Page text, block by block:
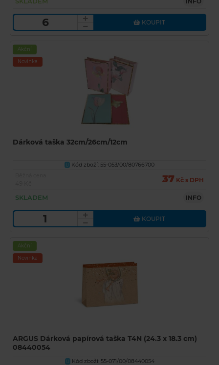
KOUPIT
Akční
Novinka
Dárková taška 32cm/26cm/12cm
U
Kód zboží: 55-053/00/80766700
37 Kč s DPH
SKLADEM INFO
KOUPIT
Akční
Novinka
ARGUS Dárková papírová taška T4N (24.3 x 18.3 cm)
08440054
U Kód zboží: 55-071/00/08440054